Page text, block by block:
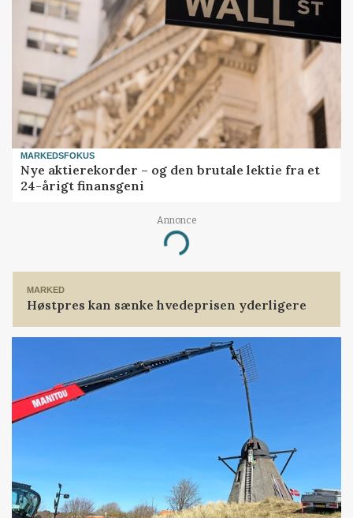
MARKEDSFOKUS
Nye aktierekorder – og den brutale lektie fra et
24-årigt finansgeni
Annonce
Loading...
MARKED
Høstpres kan sænke hvedeprisen yderligere